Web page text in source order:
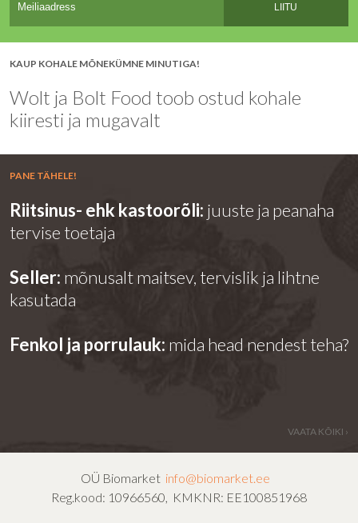
LIITU
KAUP KOHALE MÕNEKÜMNE MINUTIGA!
Wolt ja Bolt Food toob ostud kohale
kiiresti ja mugavalt
PANE TÄHELE!
Riitsinus- ehk kastoorõli: juuste ja peanaha
tervise toetaja
Seller: mõnusalt maitsev, tervislik ja lihtne
kasutada
Fenkol ja porrulauk: mida head nendest teha?
VAATA KÕIKI ›
OÜ Biomarket info@biomarket.ee
Reg.kood: 10966560, KMKNR: EE100851968